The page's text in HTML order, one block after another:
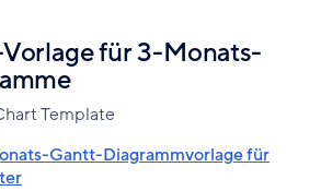
für 3-Monats-
Gantt-Diagrammvorlage für